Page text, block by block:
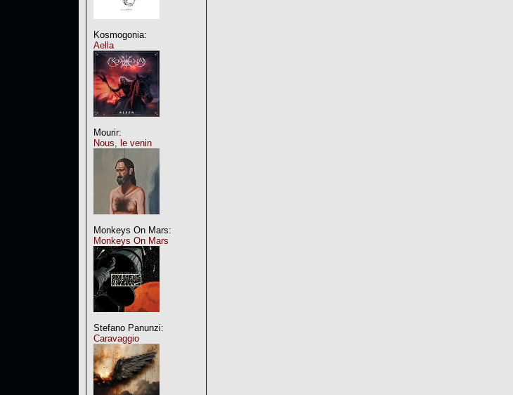
Kosmogonia:
Aella
Mourir:
Nous, le venin
Monkeys On Mars:
Monkeys On Mars
Stefano Panunzi:
Caravaggio